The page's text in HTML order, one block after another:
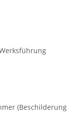
(Beschilderung